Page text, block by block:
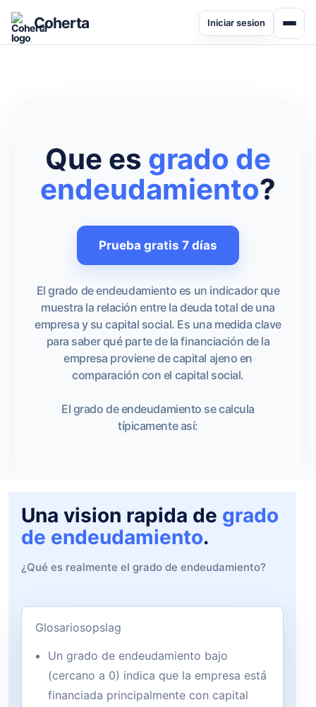
Coherta Iniciar sesion
Que es grado de
endeudamiento?
Prueba gratis 7 días
El grado de endeudamiento es un indicador que
muestra la relación entre la deuda total de una
empresa y su capital social. Es una medida clave
para saber qué parte de la financiación de la
empresa proviene de capital ajeno en
comparación con el capital social.
El grado de endeudamiento se calcula
típicamente así:
Una vision rapida de grado
de endeudamiento.
¿Qué es realmente el grado de endeudamiento?
Glosariosopslag
Un grado de endeudamiento bajo
(cercano a 0) indica que la empresa está
financiada principalmente con capital